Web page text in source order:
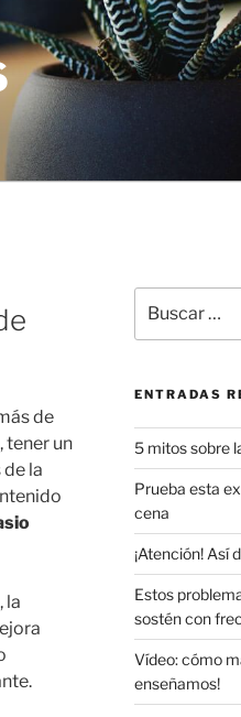
de
tener un
la
la
por:
ENTRADAS
5 mitos sobre
Prueba esta
cena
¡Atención! Así
Estos
sostén con
Vídeo: cómo
enseñamos!